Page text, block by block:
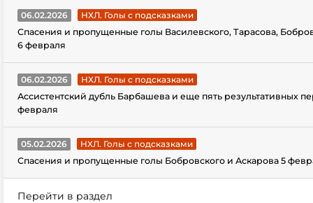
06.02.2026
НХЛ. Голы с подсказками
Спасения и пропущенные голы Василевского, Тарасова,
6 февраля
06.02.2026
НХЛ. Голы с подсказками
Ассистентский дубль Барбашева и еще пять результативных
февраля
05.02.2026
НХЛ. Голы с подсказками
Спасения и пропущенные голы Бобровского и Аскарова 5
Перейти в раздел